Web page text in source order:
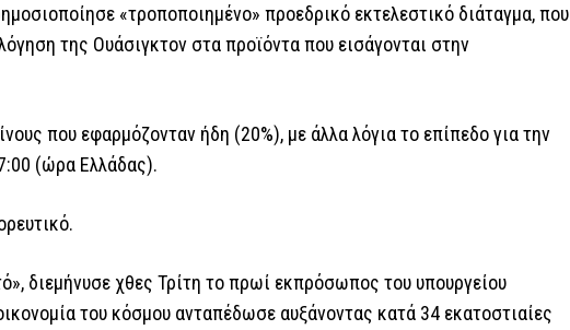
«τροποποιημένο» προεδρικό εκτελεστικό διάταγμα, που
της Ουάσιγκτον στα προϊόντα που εισάγονται στην
που εφαρμόζονταν ήδη (20%), με άλλα λόγια το επίπεδο για την
(ώρα Ελλάδας).
διεμήνυσε χθες Τρίτη το πρωί εκπρόσωπος του υπουργείου
του κόσμου ανταπέδωσε αυξάνοντας κατά 34 εκατοστιαίες